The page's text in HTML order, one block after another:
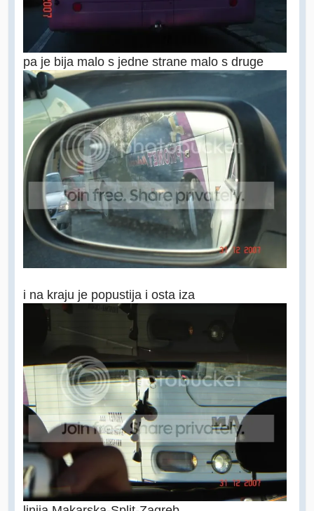
pa je bija malo s jedne strane malo s druge
i na kraju je popustija i osta iza